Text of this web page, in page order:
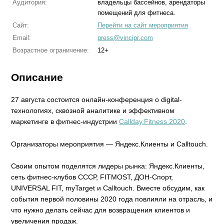
Аудитория:
владельцы бассейнов, арендаторы
помещений для фитнеса.
Сайт:
Перейти на сайт мероприятия
Email:
press@vincipr.com
Возрастное ограничение:
12+
Описание
27 августа состоится онлайн-конференция о digital-
технологиях, сквозной аналитике и эффективном
маркетинге в фитнес-индустрииCallday.Fitness 2020.
Организаторы мероприятия — Яндекс.Клиенты и Calltouch.
Своим опытом поделятся лидеры рынка: Яндекс.Клиенты,
сеть фитнес-клубов СССР, FITMOST, ДОН-Спорт,
UNIVERSAL FIT, myTarget и Calltouch. Вместе обсудим, как
события первой половины 2020 года повлияли на отрасль, и
что нужно делать сейчас для возвращения клиентов и
увеличения продаж.